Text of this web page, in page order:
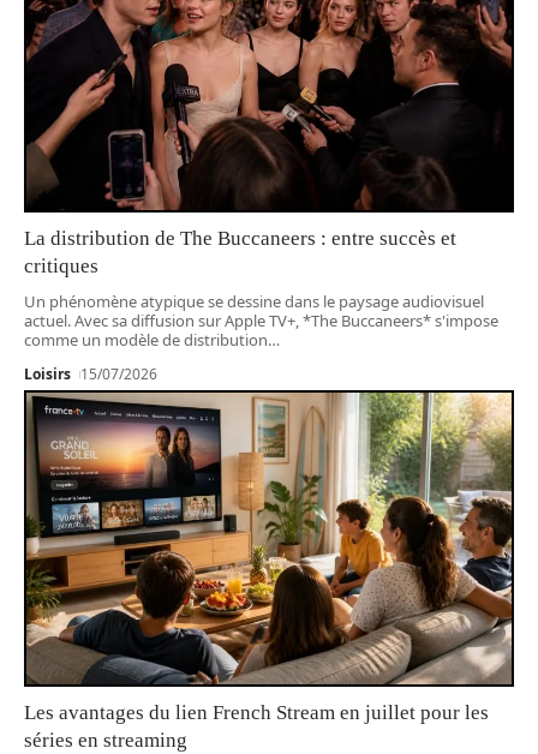
La distribution de The Buccaneers : entre succès et
critiques
Un phénomène atypique se dessine dans le paysage audiovisuel
actuel. Avec sa diffusion sur Apple TV+, *The Buccaneers* s'impose
comme un modèle de distribution…
Loisirs 15/07/2026
Les avantages du lien French Stream en juillet pour les
séries en streaming